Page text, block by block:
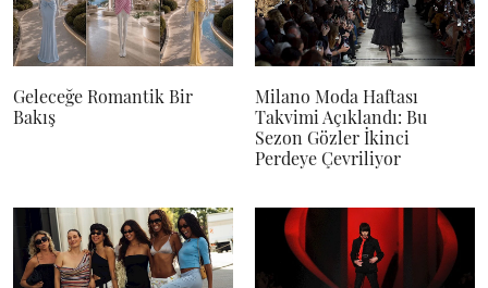
Geleceğe Romantik Bir
Bakış
Milano Moda Haftası
Takvimi Açıklandı: Bu
Sezon Gözler İkinci
Perdeye Çevriliyor